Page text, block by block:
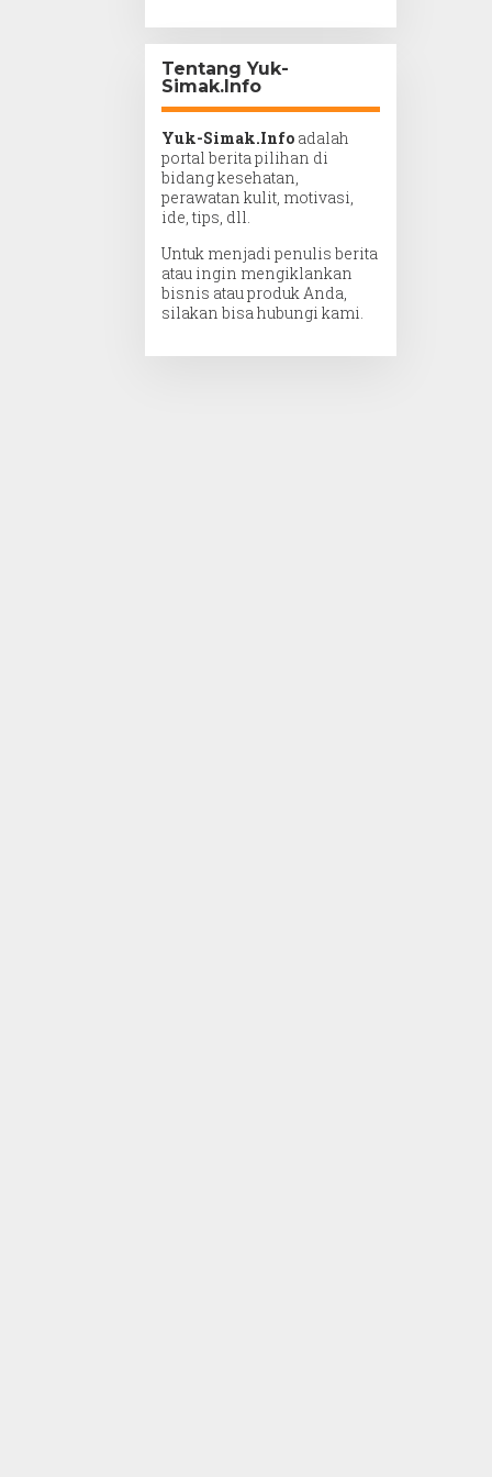
Tentang Yuk-
Simak.Info
Yuk-Simak.Info adalah
portal berita pilihan di
bidang kesehatan,
perawatan kulit, motivasi,
ide, tips, dll.
Untuk menjadi penulis berita
atau ingin mengiklankan
bisnis atau produk Anda,
silakan bisa hubungi kami.